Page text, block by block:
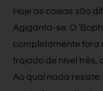
Hoje as coisas são
Agiganta-se. O
completamente fora
trajado de nível três,
Ao qual nada